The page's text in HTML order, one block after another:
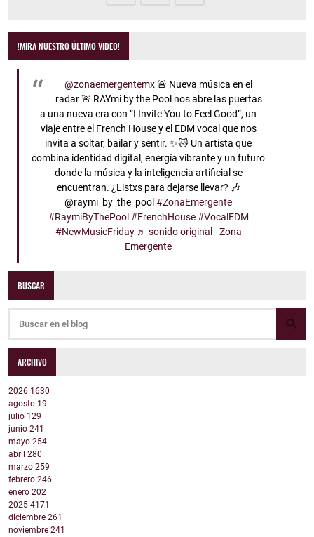
!MIRA NUESTRO ÚLTIMO VIDEO!
@zonaemergentemx🚨 Nueva música en el
radar 🚨 RAYmi by the Pool nos abre las puertas
a una nueva era con “I Invite You to Feel Good”, un
viaje entre el French House y el EDM vocal que nos
invita a soltar, bailar y sentir. ✨🐱 Un artista que
combina identidad digital, energía vibrante y un futuro
donde la música y la inteligencia artificial se
encuentran. ¿Listxs para dejarse llevar? 🎶
@raymi_by_the_pool#ZonaEmergente
#RaymiByThePool #FrenchHouse #VocalEDM
#NewMusicFriday ♬ sonido original - Zona
Emergente
BUSCAR
ARCHIVO
2026 1630
agosto 19
julio 129
junio 241
mayo 254
abril 280
marzo 259
febrero 246
enero 202
2025 4171
diciembre 261
noviembre 241